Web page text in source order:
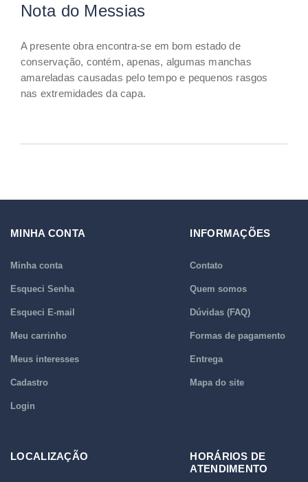
Nota do Messias
A presente obra encontra-se em bom estado de
conservação, contém, apenas, algumas manchas
amareladas causadas pelo tempo e pequenos rasgos
nas extremidades da capa.
MINHA CONTA
Minha conta
Esqueci Senha
Esqueci E-mail
Meu carrinho
Meus interesses
Cadastro
Login
INFORMAÇÕES
Contato
Quem somos
Dúvidas (FAQ)
Formas de pagamento
Entrega
Mapa do site
LOCALIZAÇÃO
HORÁRIOS DE
ATENDIMENTO